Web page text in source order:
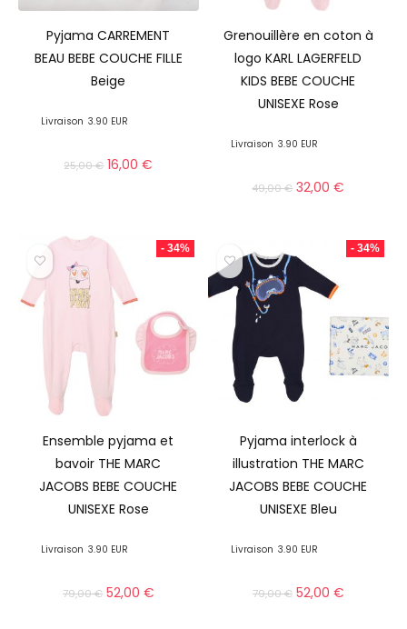
Pyjama CARREMENT
BEAU BEBE COUCHE FILLE
Beige
Livraison 3.90 EUR
25,00€ 16,00€
Grenouillère en coton à
logo KARL LAGERFELD
KIDS BEBE COUCHE
UNISEXE Rose
Livraison 3.90 EUR
49,00€ 32,00€
- 34%
Ensemble pyjama et
bavoir THE MARC
JACOBS BEBE COUCHE
UNISEXE Rose
Livraison 3.90 EUR
79,00€ 52,00 €
- 34%
Pyjama interlock à
illustration THE MARC
JACOBS BEBE COUCHE
UNISEXE Bleu
Livraison 3.90 EUR
79,00€ 52,00 €